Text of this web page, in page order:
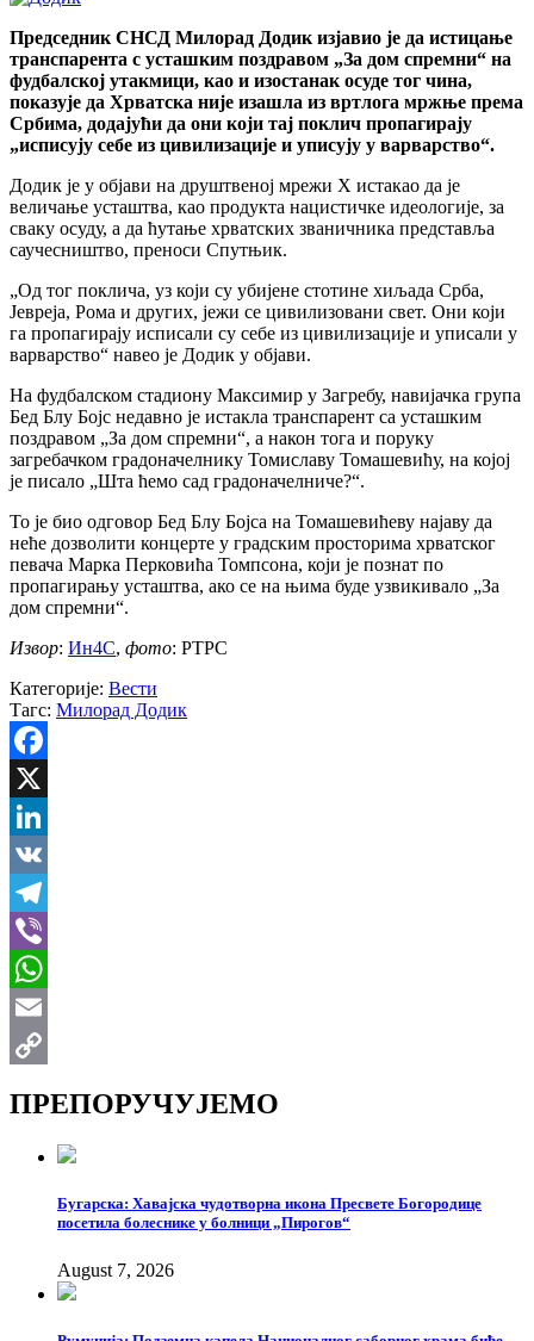
Председник СНСД Милорад Додик изјавио је да истицање
транспарента с усташким поздравом „За дом спремни“ на
фудбалској утакмици, као и изостанак осуде тог чина,
показује да Хрватска није изашла из вртлога мржње према
Србима, додајући да они који тај поклич пропагирају
„исписују себе из цивилизације и уписују у варварство“.
Додик је у објави на друштвеној мрежи X истакао да је
величање усташтва, као продукта нацистичке идеологије, за
сваку осуду, а да ћутање хрватских званичника представља
саучесништво, преноси Спутњик.
„Од тог поклича, уз који су убијене стотине хиљада Срба,
Јевреја, Рома и других, јежи се цивилизовани свет. Они који
га пропагирају исписали су себе из цивилизације и уписали у
варварство“ навео је Додик у објави.
На фудбалском стадиону Максимир у Загребу, навијачка група
Бед Блу Бојс недавно је истакла транспарент са усташким
поздравом „За дом спремни“, а након тога и поруку
загребачком градоначелнику Томиславу Томашевићу, на којој
је писало „Шта ћемо сад градоначелниче?“.
То је био одговор Бед Блу Бојса на Томашевићеву најаву да
неће дозволити концерте у градским просторима хрватског
певача Марка Перковића Томпсона, који је познат по
пропагирању усташтва, ако се на њима буде узвикивало „За
дом спремни“.
Извор: Ин4С, фото: РТРС
Категорије: Вести
Тагс: Милорад Додик
Facebook
X
LinkedIn
VK
Telegram
Viber
WhatsApp
Email
ПРЕПОРУЧУЈЕМО
Бугарска: Хавајска чудотворна икона Пресвете Богородице
посетила болеснике у болници „Пирогов“
August 7, 2026